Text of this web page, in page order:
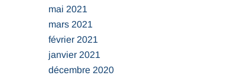
mai 2021
mars 2021
février 2021
janvier 2021
décembre 2020